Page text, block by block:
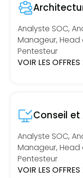
Analyste SOC,
Manageur, Head
Pentesteur
VOIR LES OFFRES
Conseil et
Analyste SOC,
Manageur, Head
Pentesteur
VOIR LES OFFRES